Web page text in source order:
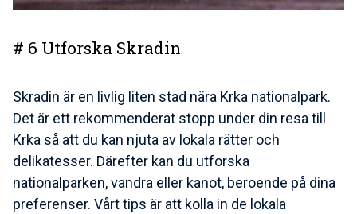
# 6 Utforska Skradin
Skradin är en livlig liten stad nära Krka nationalpark.
Det är ett rekommenderat stopp under din resa till
Krka så att du kan njuta av lokala rätter och
delikatesser. Därefter kan du utforska
nationalparken, vandra eller kanot, beroende på dina
preferenser. Vårt tips är att kolla in de lokala